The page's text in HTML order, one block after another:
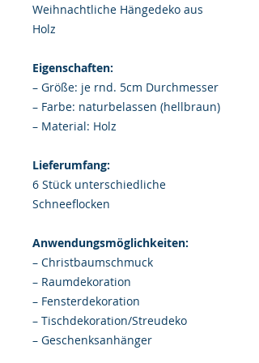
Weihnachtliche Hängedeko aus
Holz
Eigenschaften:
– Größe: je rnd. 5cm Durchmesser
– Farbe: naturbelassen (hellbraun)
– Material: Holz
Lieferumfang:
6 Stück unterschiedliche
Schneeflocken
Anwendungsmöglichkeiten:
– Christbaumschmuck
– Raumdekoration
– Fensterdekoration
– Tischdekoration/Streudeko
– Geschenksanhänger